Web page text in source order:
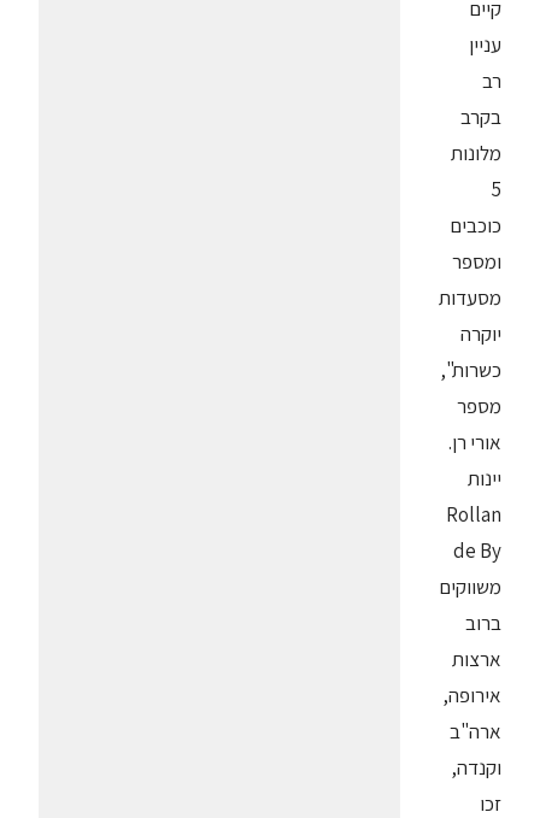
קיים
עניין
רב
בקרב
מלונות
5
כוכבים
ומספר
מסעדות
יוקרה
כשרות",
מספר
אורי רן.
יינות
Rollan
de By
משווקים
ברוב
ארצות
אירופה,
ארה"ב
וקנדה,
זכו